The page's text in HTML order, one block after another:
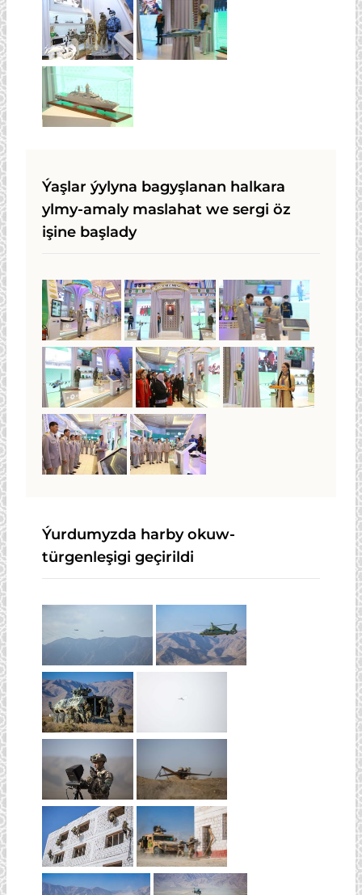
Ýaşlar ýylyna bagyşlanan halkara
ylmy-amaly maslahat we sergi öz
işine başlady
Ýurdumyzda harby okuw-
türgenleşigi geçirildi